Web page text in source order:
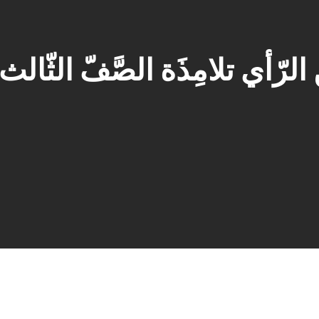
الرّأي تلامِذَة الصَّفّ